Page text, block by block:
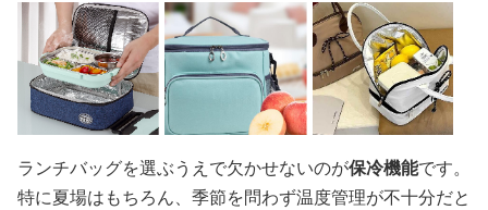
ランチバッグを選ぶうえで欠かせないのが保冷機能です。
特に夏場はもちろん、季節を問わず温度管理が不十分だと